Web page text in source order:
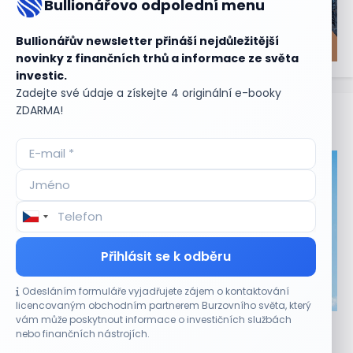
Bullionářovo odpolední menu
Bullionářův newsletter přináší nejdůležitější
novinky z finančních trhů a informace ze světa
investic.
Zadejte své údaje a získejte 4 originální e-booky
ZDARMA!
Přihlásit se k odběru
Odesláním formuláře vyjadřujete zájem o kontaktování
licencovaným obchodním partnerem Burzovního světa, který
vám může poskytnout informace o investičních službách
nebo finančních nástrojích.
Aktuální
CO HÝBE TRHEM
Akcie Micron klesají, ale nejhoršímu výprodeji
paměťových čipů unikly